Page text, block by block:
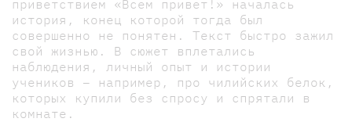
приветствием «Всем привет!» началась
история, конец которой тогда был
совершенно не понятен. Текст быстро зажил
свой жизнью. В сюжет вплетались
наблюдения, личный опыт и истории
учеников – например, про чилийских белок,
которых купили без спросу и спрятали в
комнате.